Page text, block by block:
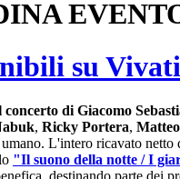
su
di Giacomo
, Ricky Portera,
L'intero ricavato netto
"Il suono della notte / I